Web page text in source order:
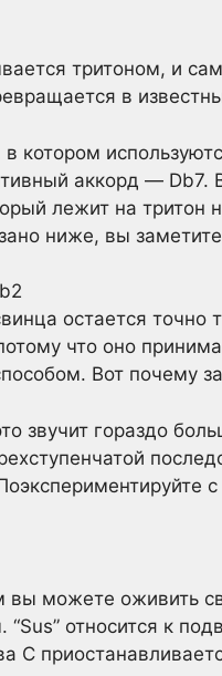
тритоном, и
в
котором
аккорд —
лежит на тритон
ниже, вы
остается точно
что оно
Вот почему
звучит гораздо
с
вы можете оживить
относится к
C